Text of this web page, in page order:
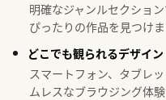
明確なジャンルセクショ
ぴったりの作品を見つけま
どこでも観られるデザイン
スマートフォン、タブレ
ムレスなブラウジング体